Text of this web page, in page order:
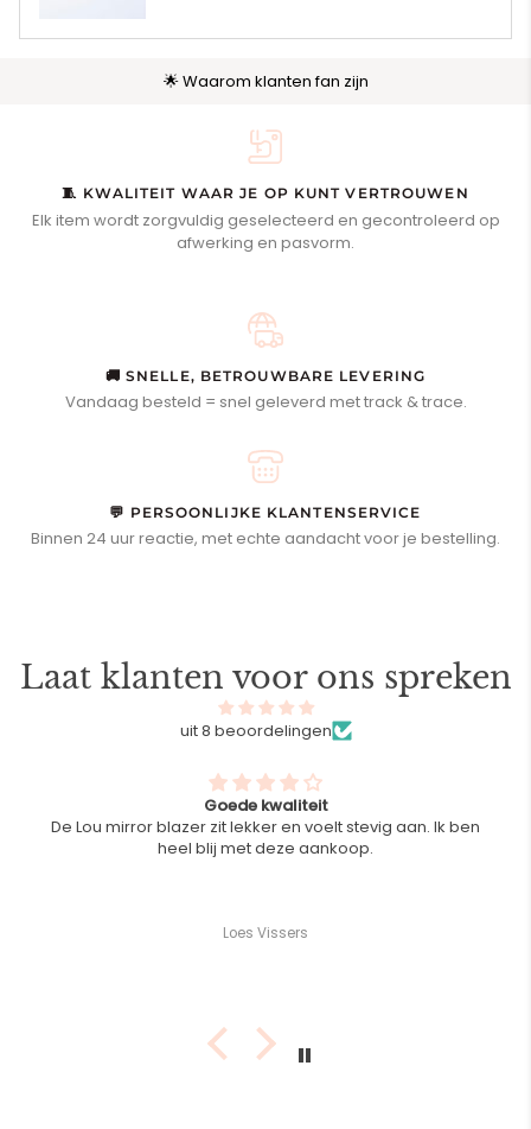
🌟 Waarom klanten fan zijn
🧵 KWALITEIT WAAR JE OP KUNT VERTROUWEN
Elk item wordt zorgvuldig geselecteerd en gecontroleerd op
afwerking en pasvorm.
🚚 SNELLE, BETROUWBARE LEVERING
Vandaag besteld = snel geleverd met track & trace.
💬 PERSOONLIJKE KLANTENSERVICE
Binnen 24 uur reactie, met echte aandacht voor je bestelling.
Laat klanten voor ons spreken
uit 8 beoordelingen
Goede kwaliteit
De Lou mirror blazer zit lekker en voelt stevig aan. Ik ben
heel blij met deze aankoop.
Loes Vissers